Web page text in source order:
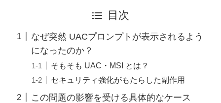
目次
なぜ突然 UACプロンプトが表示されるよう
になったのか？
そもそも UAC・MSI とは？
セキュリティ強化がもたらした副作用
この問題の影響を受ける具体的なケース